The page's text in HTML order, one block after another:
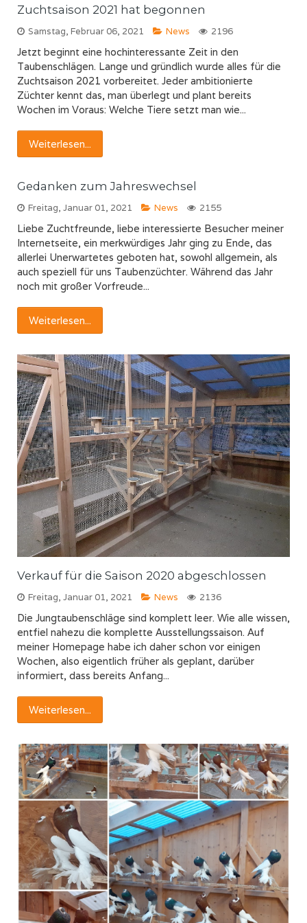
Zuchtsaison 2021 hat begonnen
Samstag, Februar 06, 2021 News 2196
Jetzt beginnt eine hochinteressante Zeit in den
Taubenschlägen. Lange und gründlich wurde alles für die
Zuchtsaison 2021 vorbereitet. Jeder ambitionierte
Züchter kennt das, man überlegt und plant bereits
Wochen im Voraus: Welche Tiere setzt man wie...
Weiterlesen...
Gedanken zum Jahreswechsel
Freitag, Januar 01, 2021 News 2155
Liebe Zuchtfreunde, liebe interessierte Besucher meiner
Internetseite, ein merkwürdiges Jahr ging zu Ende, das
allerlei Unerwartetes geboten hat, sowohl allgemein, als
auch speziell für uns Taubenzüchter. Während das Jahr
noch mit großer Vorfreude...
Weiterlesen...
Verkauf für die Saison 2020 abgeschlossen
Freitag, Januar 01, 2021 News 2136
Die Jungtaubenschläge sind komplett leer. Wie alle wissen,
entfiel nahezu die komplette Ausstellungssaison. Auf
meiner Homepage habe ich daher schon vor einigen
Wochen, also eigentlich früher als geplant, darüber
informiert, dass bereits Anfang...
Weiterlesen...